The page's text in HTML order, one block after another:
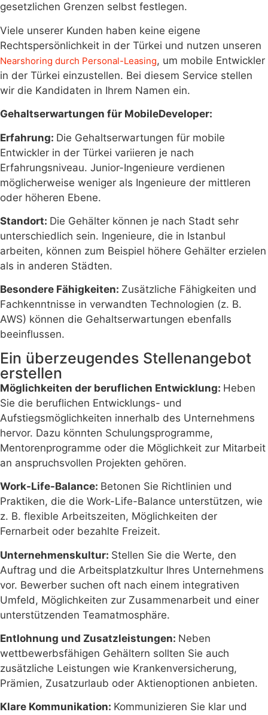
gesetzlichen Grenzen selbst festlegen.
Viele unserer Kunden haben keine eigene
Rechtspersönlichkeit in der Türkei und nutzen unseren
Nearshoring durch Personal-Leasing, um mobile Entwickler
in der Türkei einzustellen. Bei diesem Service stellen
wir die Kandidaten in Ihrem Namen ein.
Gehaltserwartungen für MobileDeveloper:
Erfahrung: Die Gehaltserwartungen für mobile
Entwickler in der Türkei variieren je nach
Erfahrungsniveau. Junior-Ingenieure verdienen
möglicherweise weniger als Ingenieure der mittleren
oder höheren Ebene.
Standort: Die Gehälter können je nach Stadt sehr
unterschiedlich sein. Ingenieure, die in Istanbul
arbeiten, können zum Beispiel höhere Gehälter erzielen
als in anderen Städten.
Besondere Fähigkeiten: Zusätzliche Fähigkeiten und
Fachkenntnisse in verwandten Technologien (z. B.
AWS) können die Gehaltserwartungen ebenfalls
beeinflussen.
Ein überzeugendes Stellenangebot
erstellen
Möglichkeiten der beruflichen Entwicklung: Heben
Sie die beruflichen Entwicklungs- und
Aufstiegsmöglichkeiten innerhalb des Unternehmens
hervor. Dazu könnten Schulungsprogramme,
Mentorenprogramme oder die Möglichkeit zur Mitarbeit
an anspruchsvollen Projekten gehören.
Work-Life-Balance: Betonen Sie Richtlinien und
Praktiken, die die Work-Life-Balance unterstützen, wie
z. B. flexible Arbeitszeiten, Möglichkeiten der
Fernarbeit oder bezahlte Freizeit.
Unternehmenskultur: Stellen Sie die Werte, den
Auftrag und die Arbeitsplatzkultur Ihres Unternehmens
vor. Bewerber suchen oft nach einem integrativen
Umfeld, Möglichkeiten zur Zusammenarbeit und einer
unterstützenden Teamatmosphäre.
Entlohnung und Zusatzleistungen: Neben
wettbewerbsfähigen Gehältern sollten Sie auch
zusätzliche Leistungen wie Krankenversicherung,
Prämien, Zusatzurlaub oder Aktienoptionen anbieten.
Klare Kommunikation: Kommunizieren Sie klar und